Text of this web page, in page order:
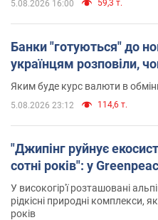
5.08.2026 16:00 59,3 т.
Банки "готуються" до
українцям розповіли,
Яким буде курс валюти в
5.08.2026 23:12 114,6 т.
"Джипінг руйнує
сотні років": у
У високогір'ї розташовані
рідкісні природні комплекси,
років